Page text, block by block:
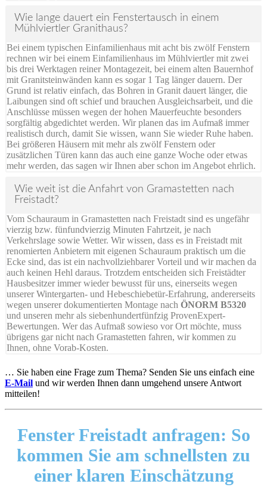
Wie lange dauert ein Fenstertausch in einem
Mühlviertler Granithaus?
Bei einem typischen Einfamilienhaus mit acht bis zwölf Fenstern
rechnen wir bei einem Einfamilienhaus im Mühlviertler mit zwei
bis drei Werktagen reiner Montagezeit, bei einem alten Bauernhof
mit Granitsteinwänden kann es sogar 1 Tag länger dauern. Der
Grund ist relativ einfach, das Bohren in Granit dauert länger, die
Laibungen sind oft schief und brauchen Ausgleichsarbeit, und die
Anschlüsse müssen wegen der hohen Mauerfeuchte besonders
sorgfältig abgedichtet werden. Wir planen das im Aufmaß immer
realistisch durch, damit Sie wissen, wann Sie wieder Ruhe haben.
Bei größeren Häusern mit mehr als zwölf Fenstern oder
zusätzlichen Türen kann das auch eine ganze Woche oder etwas
mehr werden, das sagen wir Ihnen aber schon im Angebot ehrlich.
Wie weit ist die Anfahrt von Gramastetten nach
Freistadt?
Vom Schauraum in Gramastetten nach Freistadt sind es ungefähr
vierzig bzw. fünfundvierzig Minuten Fahrtzeit, je nach
Verkehrslage sowie Wetter. Wir wissen, dass es in Freistadt mit
renomierten Anbietern mit eigenen Schauraum praktisch um die
Ecke sind, das ist ein nachvollziehbarer Vorteil und wir machen da
auch keinen Hehl daraus. Trotzdem entscheiden sich Freistädter
Hausbesitzer immer wieder bewusst für uns, einerseits wegen
unserer Wintergarten- und Hebeschiebetür-Erfahrung, andererseits
wegen unserer dokumentierten Montage nach ÖNORM B5320
und unseren mehr als siebenhundertfünfzig ProvenExpert-
Bewertungen. Wer das Aufmaß sowieso vor Ort möchte, muss
übrigens gar nicht nach Gramastetten fahren, wir kommen zu
Ihnen, ohne Vorab-Kosten.
… Sie haben eine Frage zum Thema? Senden Sie uns einfach eine
E-Mail und wir werden Ihnen dann umgehend unsere Antwort
mitteilen!
Fenster Freistadt anfragen: So
kommen Sie am schnellsten zu
einer klaren Einschätzung